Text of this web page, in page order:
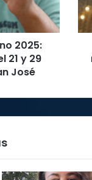
2025:
21 y 29
José
5G
que